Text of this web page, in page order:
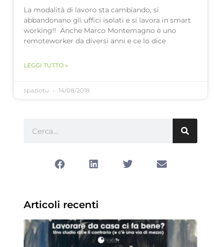
La modalità di lavoro sta cambiando, si
abbandonano gli uffici isolati e si lavora in smart
working!! Anche Marco Montemagno è uno
remoteworker da diversi anni e ce lo dice
LEGGI TUTTO »
spaziotu 14/08/2018
Articoli recenti